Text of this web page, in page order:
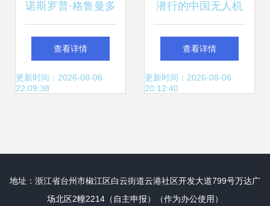
诺斯罗普·格鲁曼多
智能版本无人机首
飞成功 智能无人飞
查看详情
更新时间：2026-08-06
22:09:38
潜行的中国无人机
大玩家 Yuneec 的
智能无人飞行器销
查看详情
更新时间：2026-08-06
20:12:40
地址：浙江省台州市椒江区白云街道云港社区开发大道799号万达广
场北区2幢2214（自主申报）（作为办公使用）